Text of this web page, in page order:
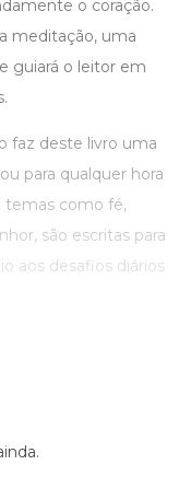
o coração.
meditação, uma
guiará o leitor em
faz deste livro uma
para qualquer hora
temas como fé,
são escritas para
aos desafios diários